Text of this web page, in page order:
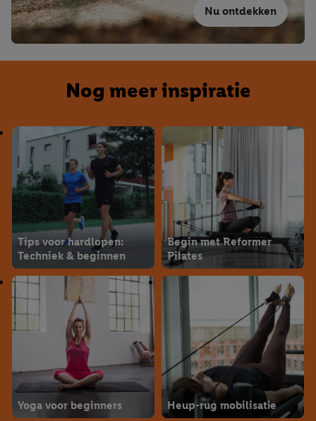
Nu ontdekken
Nog meer inspiratie
Tips voor hardlopen:
Techniek & beginnen
Begin met Reformer
Pilates
Yoga voor beginners Heup-rug mobilisatie